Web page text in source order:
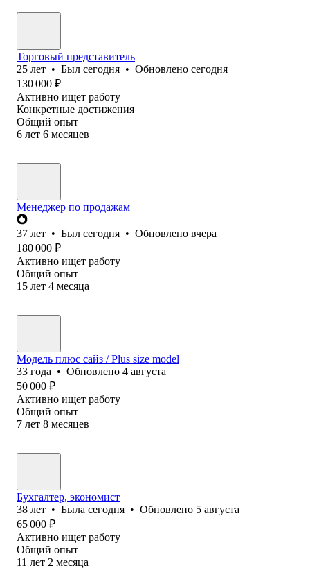
Торговый представитель
25 лет • Был сегодня • Обновлено сегодня
130 000 ₽
Активно ищет работу
Конкретные достижения
Общий опыт
6 лет 6 месяцев
Менеджер по продажам
37 лет • Был сегодня • Обновлено вчера
180 000 ₽
Активно ищет работу
Общий опыт
15 лет 4 месяца
Модель плюс сайз / Plus size model
33 года • Обновлено 4 августа
50 000 ₽
Активно ищет работу
Общий опыт
7 лет 8 месяцев
Бухгалтер, экономист
38 лет • Была сегодня • Обновлено 5 августа
65 000 ₽
Активно ищет работу
Общий опыт
11 лет 2 месяца